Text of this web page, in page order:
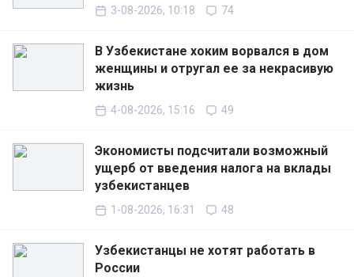
3-08-2026, 10:18 74
В Узбекистане хоким ворвался в дом
женщины и отругал ее за некрасивую
жизнь
4-08-2026, 15:16 49
Экономисты подсчитали возможный
ущерб от введения налога на вклады
узбекистанцев
1-08-2026, 16:31 48
Узбекистанцы не хотят работать в
России